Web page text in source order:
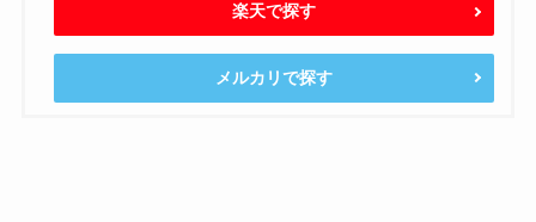
楽天で探す
メルカリで探す